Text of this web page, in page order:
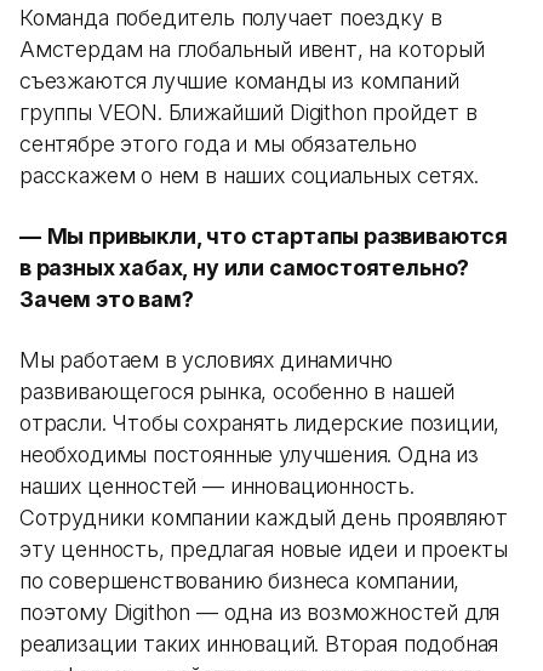
Команда победитель получает поездку в
Амстердам на глобальный ивент, на который
съезжаются лучшие команды из компаний
группы VEON. Ближайший Digithon пройдет в
сентябре этого года и мы обязательно
расскажем о нем в наших социальных сетях.
— Мы привыкли, что стартапы развиваются
в разных хабах, ну или самостоятельно?
Зачем это вам?
Мы работаем в условиях динамично
развивающегося рынка, особенно в нашей
отрасли. Чтобы сохранять лидерские позиции,
необходимы постоянные улучшения. Одна из
наших ценностей — инновационность.
Сотрудники компании каждый день проявляют
эту ценность, предлагая новые идеи и проекты
по совершенствованию бизнеса компании,
поэтому Digithon — одна из возможностей для
реализации таких инноваций. Вторая подобная